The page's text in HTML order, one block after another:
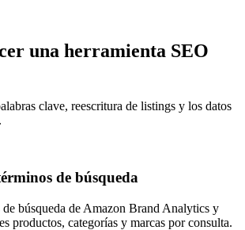
una herramienta SEO
clave, reescritura de listings y los datos
de búsqueda
búsqueda de Amazon Brand Analytics y
productos, categorías y marcas por consulta.